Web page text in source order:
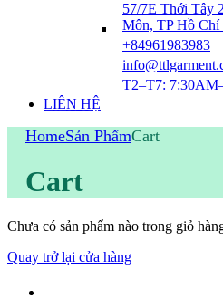
57/7E Thới Tây
Môn, TP Hồ
+84961983983
T2–T7:
LIÊN HỆ
HomeSản PhẩmCart
Cart
Chưa có sản phẩm nào trong giỏ
Quay trở lại cửa hàng